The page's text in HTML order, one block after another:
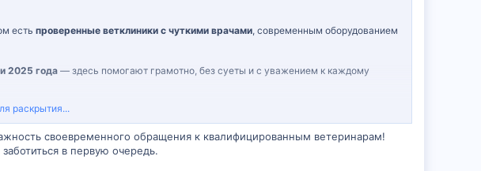
есть проверенные ветклиники с чуткими врачами, современным оборудованием
2025 года— здесь помогают грамотно, без суеты и с уважением к каждому
самое ценное
раскрытия...
своевременного обращения к квалифицированным ветеринарам!
в первую очередь.